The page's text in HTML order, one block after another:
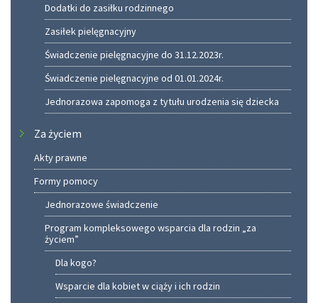
Dodatki do zasiłku rodzinnego
Zasiłek pielęgnacyjny
Świadczenie pielęgnacyjne do 31.12.2023r.
Świadczenie pielęgnacyjne od 01.01.2024r.
Jednorazowa zapomoga z tytułu urodzenia się dziecka
Za życiem
Akty prawne
Formy pomocy
Jednorazowe świadczenie
Program kompleksowego wsparcia dla rodzin „za
życiem”
Dla kogo?
Wsparcie dla kobiet w ciąży i ich rodzin